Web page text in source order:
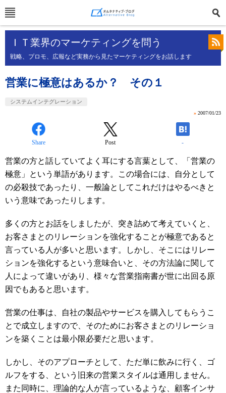
ＩＴ業界のマーケティングを問う
戦略、プロモ、広報など実務から見たマーケティングをお話します
営業に極意はあるか？ その１
システムインテグレーション
» 2007/01/23
Share Post -
営業の方と話していてよく耳にする言葉として、「営業の
極意」という単語があります。この場合には、自分として
の必殺技であったり、一般論としてこれだけはやるべきと
いう意味であったりします。
多くの方とお話をしましたが、突き詰めて考えていくと、
お客さまとのリレーションを強化することが極意であると
言っている人が多いと思います。しかし、そこにはリレー
ションを強化するという意味合いと、その方法論に関して
人によって違いがあり、様々な営業指南書が世に出回る原
因でもあると思います。
営業の仕事は、自社の製品やサービスを購入してもらうこ
とで成立しますので、そのためにお客さまとのリレーショ
ンを築くことは最小限必要だと思います。
しかし、そのアプローチとして、ただ単に飲みに行く、ゴ
ルフをする、という旧来の営業スタイルは通用しません。
また同時に、理論的な人が言っているような、顧客インサ